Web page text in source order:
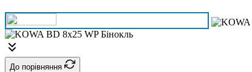
До порівняння